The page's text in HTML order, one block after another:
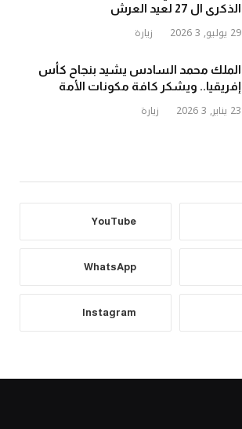
الذكرى ال 27 لعيد العرش
29 يوليو, 2026 3 زيارة
الملك محمد السادس يشيد بنجاح كأس
إفريقيا.. ويشكر كافة مكونات الأمة
23 يناير, 2026 3 زيارة
YouTube
WhatsApp
Instagram